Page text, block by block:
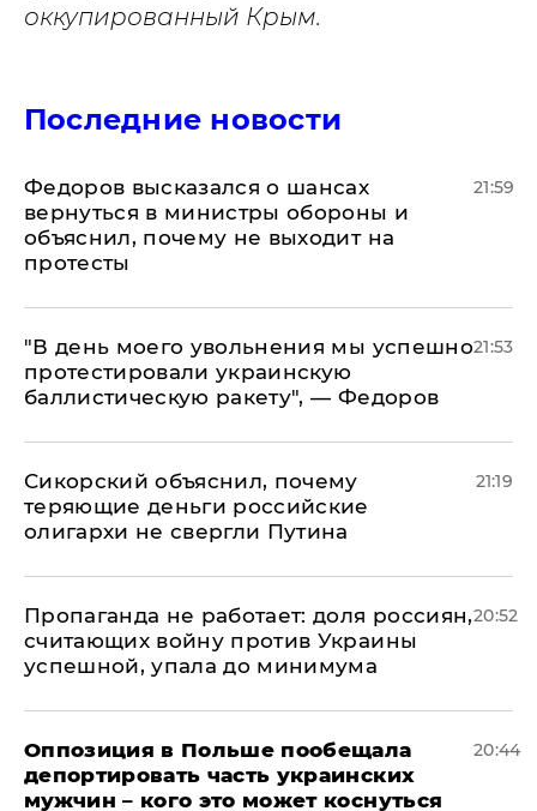
оккупированный Крым.
Последние новости
Федоров высказался о шансах
вернуться в министры обороны и
объяснил, почему не выходит на
протесты
21:59
​"В день моего увольнения мы успешно
протестировали украинскую
баллистическую ракету", — Федоров
21:53
Сикорский объяснил, почему
теряющие деньги российские
олигархи не свергли Путина
21:19
​Пропаганда не работает: доля россиян,
считающих войну против Украины
успешной, упала до минимума
20:52
Оппозиция в Польше пообещала
депортировать часть украинских
мужчин – кого это может коснуться
20:44